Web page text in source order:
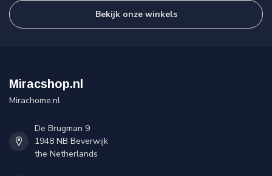
Bekijk onze winkels
Miracshop.nl
Mirachome.nl
De Brugman 9
1948 NB Beverwijk
the Netherlands